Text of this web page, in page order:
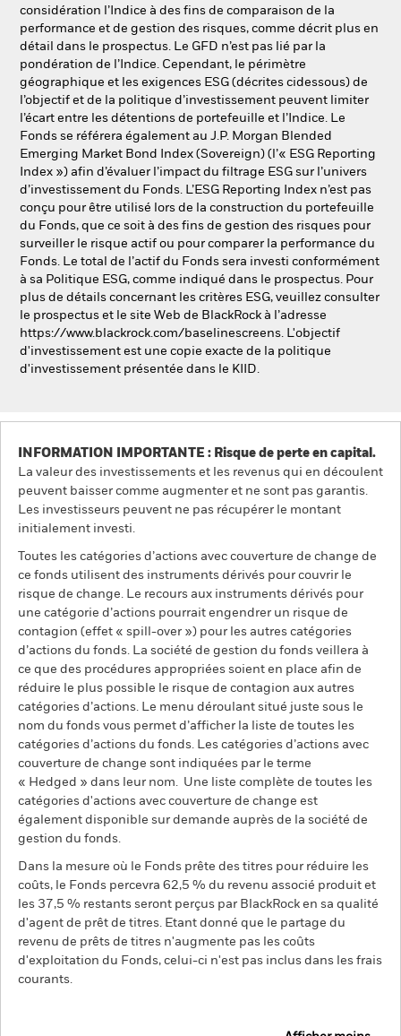
considération l’Indice à des fins de comparaison de la
performance et de gestion des risques, comme décrit plus en
détail dans le prospectus. Le GFD n’est pas lié par la
pondération de l’Indice. Cependant, le périmètre
géographique et les exigences ESG (décrites cidessous) de
l’objectif et de la politique d’investissement peuvent limiter
l’écart entre les détentions de portefeuille et l’Indice. Le
Fonds se référera également au J.P. Morgan Blended
Emerging Market Bond Index (Sovereign) (l’« ESG Reporting
Index ») afin d’évaluer l’impact du filtrage ESG sur l’univers
d’investissement du Fonds. L’ESG Reporting Index n’est pas
conçu pour être utilisé lors de la construction du portefeuille
du Fonds, que ce soit à des fins de gestion des risques pour
surveiller le risque actif ou pour comparer la performance du
Fonds. Le total de l’actif du Fonds sera investi conformément
à sa Politique ESG, comme indiqué dans le prospectus. Pour
plus de détails concernant les critères ESG, veuillez consulter
le prospectus et le site Web de BlackRock à l’adresse
https://www.blackrock.com/baselinescreens. L'objectif
d'investissement est une copie exacte de la politique
d'investissement présentée dans le KIID.
INFORMATION IMPORTANTE : Risque de perte en capital.
La valeur des investissements et les revenus qui en découlent
peuvent baisser comme augmenter et ne sont pas garantis.
Les investisseurs peuvent ne pas récupérer le montant
initialement investi.
Toutes les catégories d’actions avec couverture de change de
ce fonds utilisent des instruments dérivés pour couvrir le
risque de change. Le recours aux instruments dérivés pour
une catégorie d’actions pourrait engendrer un risque de
contagion (effet « spill-over ») pour les autres catégories
d’actions du fonds. La société de gestion du fonds veillera à
ce que des procédures appropriées soient en place afin de
réduire le plus possible le risque de contagion aux autres
catégories d’actions. Le menu déroulant situé juste sous le
nom du fonds vous permet d’afficher la liste de toutes les
catégories d’actions du fonds. Les catégories d’actions avec
couverture de change sont indiquées par le terme
« Hedged » dans leur nom. Une liste complète de toutes les
catégories d'actions avec couverture de change est
également disponible sur demande auprès de la société de
gestion du fonds.
Dans la mesure où le Fonds prête des titres pour réduire les
coûts, le Fonds percevra 62,5 % du revenu associé produit et
les 37,5 % restants seront perçus par BlackRock en sa qualité
d'agent de prêt de titres. Etant donné que le partage du
revenu de prêts de titres n'augmente pas les coûts
d'exploitation du Fonds, celui-ci n'est pas inclus dans les frais
courants.